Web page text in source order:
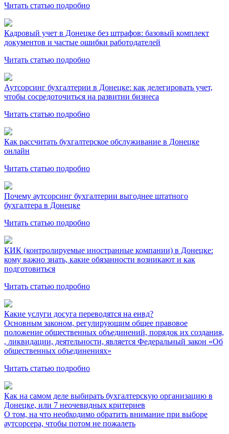
Читать статью подробно
Кадровый учет в Донецке без штрафов: базовый комплект
документов и частые ошибки работодателей
Читать статью подробно
Аутсорсинг бухгалтерии в Донецке: как делегировать учет,
чтобы сосредоточиться на развитии бизнеса
Читать статью подробно
Как рассчитать бухгалтерское обслуживание в Донецке
онлайн
Читать статью подробно
Почему аутсорсинг бухгалтерии выгоднее штатного
бухгалтера в Донецке
Читать статью подробно
КИК (контролируемые иностранные компании) в Донецке:
кому важно знать, какие обязанности возникают и как
подготовиться
Читать статью подробно
Какие услуги досуга переводятся на енвд?
Основным законом, регулирующим общее правовое
положение общественных объединений, порядок их создания,
, ликвидации, деятельности, является Федеральный закон «Об
общественных объединениях»
Читать статью подробно
Как на самом деле выбирать бухгалтерскую организацию в
Донецке, или 7 неочевидных критериев
О том, на что необходимо обратить внимание при выборе
аутсорсера, чтобы потом не пожалеть